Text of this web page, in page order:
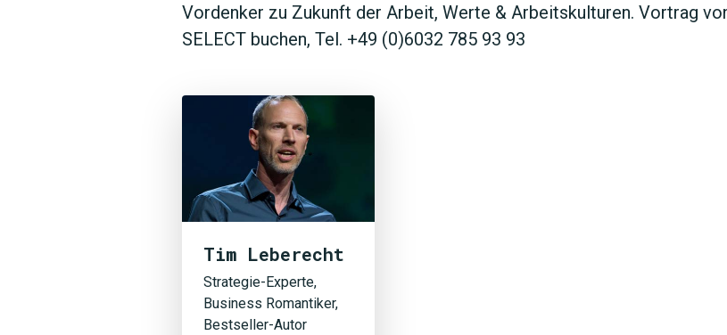
Vordenker zu Zukunft der Arbeit, Werte & Arbeitskulturen. Vortrag
SELECT buchen, Tel. +49 (0)6032 785 93 93
Tim Leberecht
Strategie-Experte,
Business Romantiker,
Bestseller-Autor